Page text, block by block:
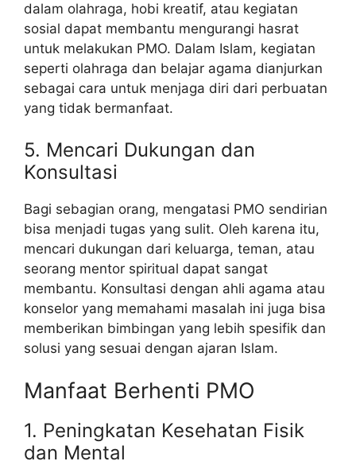
dalam olahraga, hobi kreatif, atau kegiatan
sosial dapat membantu mengurangi hasrat
untuk melakukan PMO. Dalam Islam, kegiatan
seperti olahraga dan belajar agama dianjurkan
sebagai cara untuk menjaga diri dari perbuatan
yang tidak bermanfaat.
5. Mencari Dukungan dan
Konsultasi
Bagi sebagian orang, mengatasi PMO sendirian
bisa menjadi tugas yang sulit. Oleh karena itu,
mencari dukungan dari keluarga, teman, atau
seorang mentor spiritual dapat sangat
membantu. Konsultasi dengan ahli agama atau
konselor yang memahami masalah ini juga bisa
memberikan bimbingan yang lebih spesifik dan
solusi yang sesuai dengan ajaran Islam.
Manfaat Berhenti PMO
1. Peningkatan Kesehatan Fisik
dan Mental